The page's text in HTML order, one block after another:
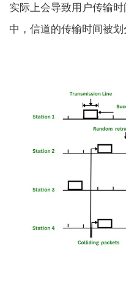
实际上会导致用户传输
中，信道的传输时间被划